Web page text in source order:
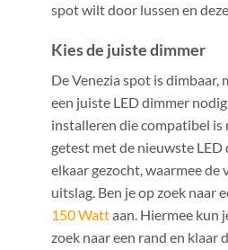
spot wilt door lussen en
Kies de juiste dimmer
De Venezia spot is
een juiste LED dimmer
installeren die compatibel
getest met de nieuwste
elkaar gezocht, waarmee
uitslag. Ben je op zoek naar
150 Wattaan. Hiermee kun
zoek naar een rand en klaar